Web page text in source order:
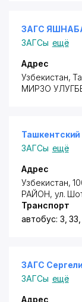
ЗАГС
ЗАГСы ещё
Адрес
Узбекистан,
МИРЗО
ЗАГСы ещё
Адрес
Узбекистан,
РАЙОН, ул.
Транспорт
автобус: 3,
ЗАГС
ЗАГСы ещё
Адрес